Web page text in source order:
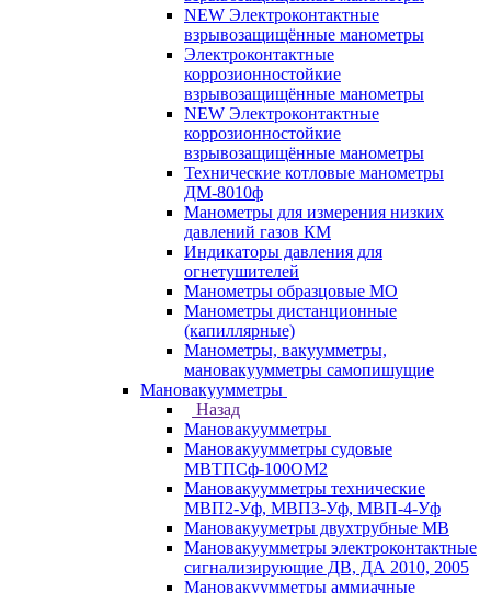
NEW Электроконтактные
взрывозащищённые манометры
Электроконтактные
коррозионностойкие
взрывозащищённые манометры
NEW Электроконтактные
коррозионностойкие
взрывозащищённые манометры
Технические котловые манометры
ДМ-8010ф
Манометры для измерения низких
давлений газов КМ
Индикаторы давления для
огнетушителей
Манометры образцовые МО
Манометры дистанционные
(капиллярные)
Манометры, вакуумметры,
мановакуумметры самопишущие
Мановакуумметры
Назад
Мановакуумметры
Мановакуумметры судовые
МВТПСф-100ОМ2
Мановакуумметры технические
МВП2-Уф, МВП3-Уф, МВП-4-Уф
Мановакууметры двухтрубные МВ
Мановакуумметры электроконтактные
сигнализирующие ДВ, ДА 2010, 2005
Мановакуумметры аммиачные